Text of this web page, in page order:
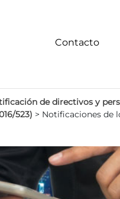
Contacto
de directivos y
523) > Notificaciones de